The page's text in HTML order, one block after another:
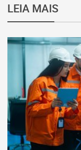
LEIA MAIS